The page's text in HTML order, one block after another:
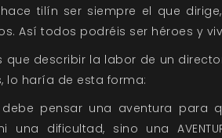
tilín ser siempre el que
Así todos podréis ser héroes y
que describir la labor de un
lo haría de esta forma:
debe pensar una aventura para
una dificultad, sino una